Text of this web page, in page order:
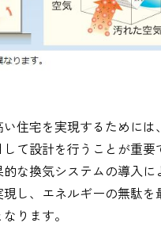
住宅を実現するためには
て設計を行うことが重要
な換気システムの導入に
し、エネルギーの無駄を
ります。